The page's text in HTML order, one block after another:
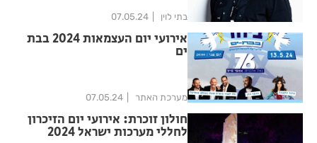
בתי לוין 07.05.24
אירועי יום העצמאות 2024 בבת
ים
מערכת האתר 07.05.24
חולון זוכרת: אירועי יום הזיכרון
לחללי מערכות ישראל 2024